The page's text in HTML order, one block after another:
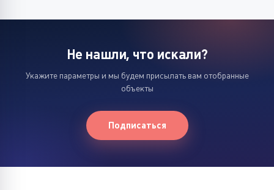
Не нашли, что искали?
Укажите параметры и мы будем присылать вам отобранные
объекты
Подписаться